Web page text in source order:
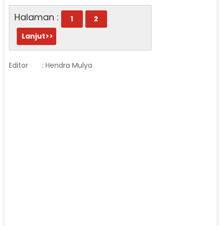
Halaman :
1
2
Lanjut>>
Editor : Hendra Mulya